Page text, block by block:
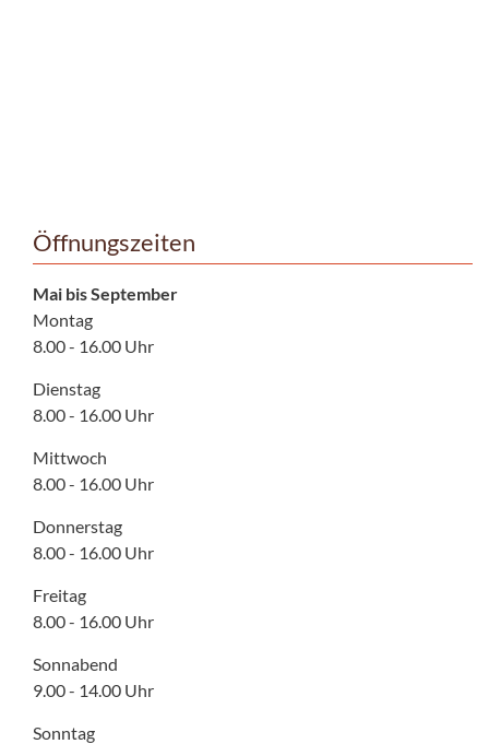
Öffnungszeiten
Mai bis September
Montag
8.00 - 16.00 Uhr
Dienstag
8.00 - 16.00 Uhr
Mittwoch
8.00 - 16.00 Uhr
Donnerstag
8.00 - 16.00 Uhr
Freitag
8.00 - 16.00 Uhr
Sonnabend
9.00 - 14.00 Uhr
Sonntag